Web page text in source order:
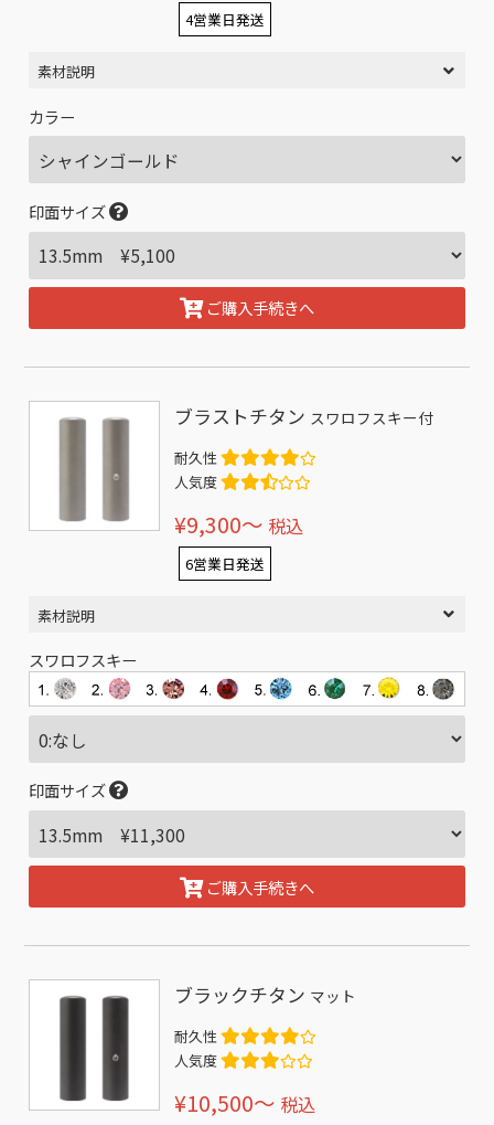
4営業日発送
素材説明
カラー
印面サイズ
ご購入手続きへ
ブラストチタン スワロフスキー付
耐久性
人気度
¥9,300〜 税込
6営業日発送
素材説明
スワロフスキー
印面サイズ
ご購入手続きへ
ブラックチタン マット
耐久性
人気度
¥10,500〜 税込